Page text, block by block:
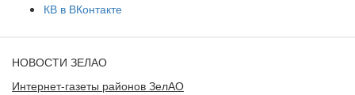
КВ в ВКонтакте
НОВОСТИ ЗЕЛАО
Интернет-газеты районов ЗелАО